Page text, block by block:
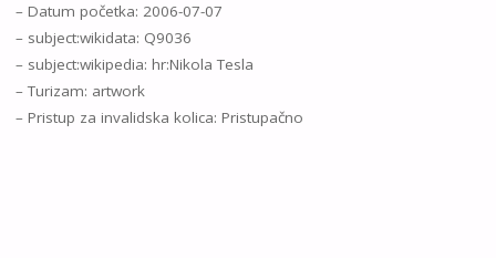
– Datum početka: 2006-07-07
– subject:wikidata: Q9036
– subject:wikipedia: hr:Nikola Tesla
– Turizam: artwork
– Pristup za invalidska kolica: Pristupačno